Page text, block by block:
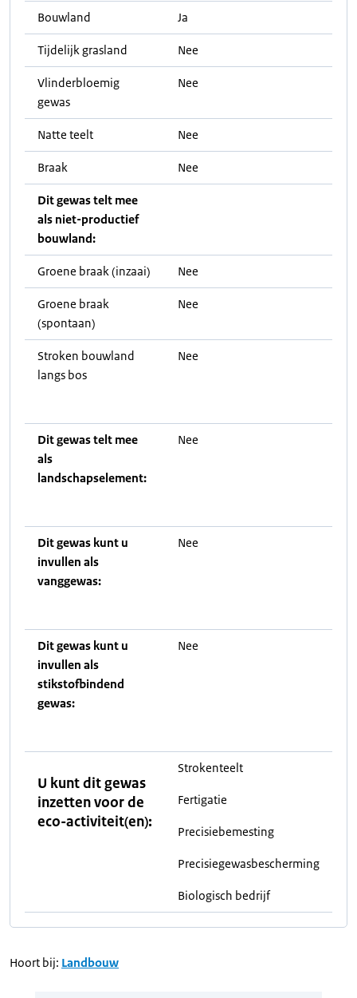
Bouwland Ja
Tijdelijk grasland Nee
Vlinderbloemig
gewas
Nee
Natte teelt Nee
Braak Nee
Dit gewas telt mee
als niet-productief
bouwland:
Groene braak (inzaai) Nee
Groene braak
(spontaan)
Nee
Stroken bouwland
langs bos
Nee
Dit gewas telt mee
als
landschapselement:
Nee
Dit gewas kunt u
invullen als
vanggewas:
Nee
Dit gewas kunt u
invullen als
stikstofbindend
gewas:
Nee
U kunt dit gewas
inzetten voor de
eco-activiteit(en):
Strokenteelt
Fertigatie
Precisiebemesting
Precisiegewasbescherming
Biologisch bedrijf
Hoort bij: Landbouw